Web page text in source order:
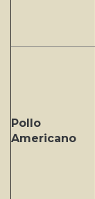
Pollo
Americano